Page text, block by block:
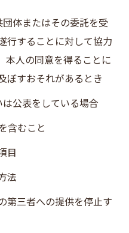
体またはその委託を受
行することに対して協力
本人の同意を得ることに
ぼすおそれがあるとき
公表をしている場合
含むこと
目
法
第三者への提供を停止す